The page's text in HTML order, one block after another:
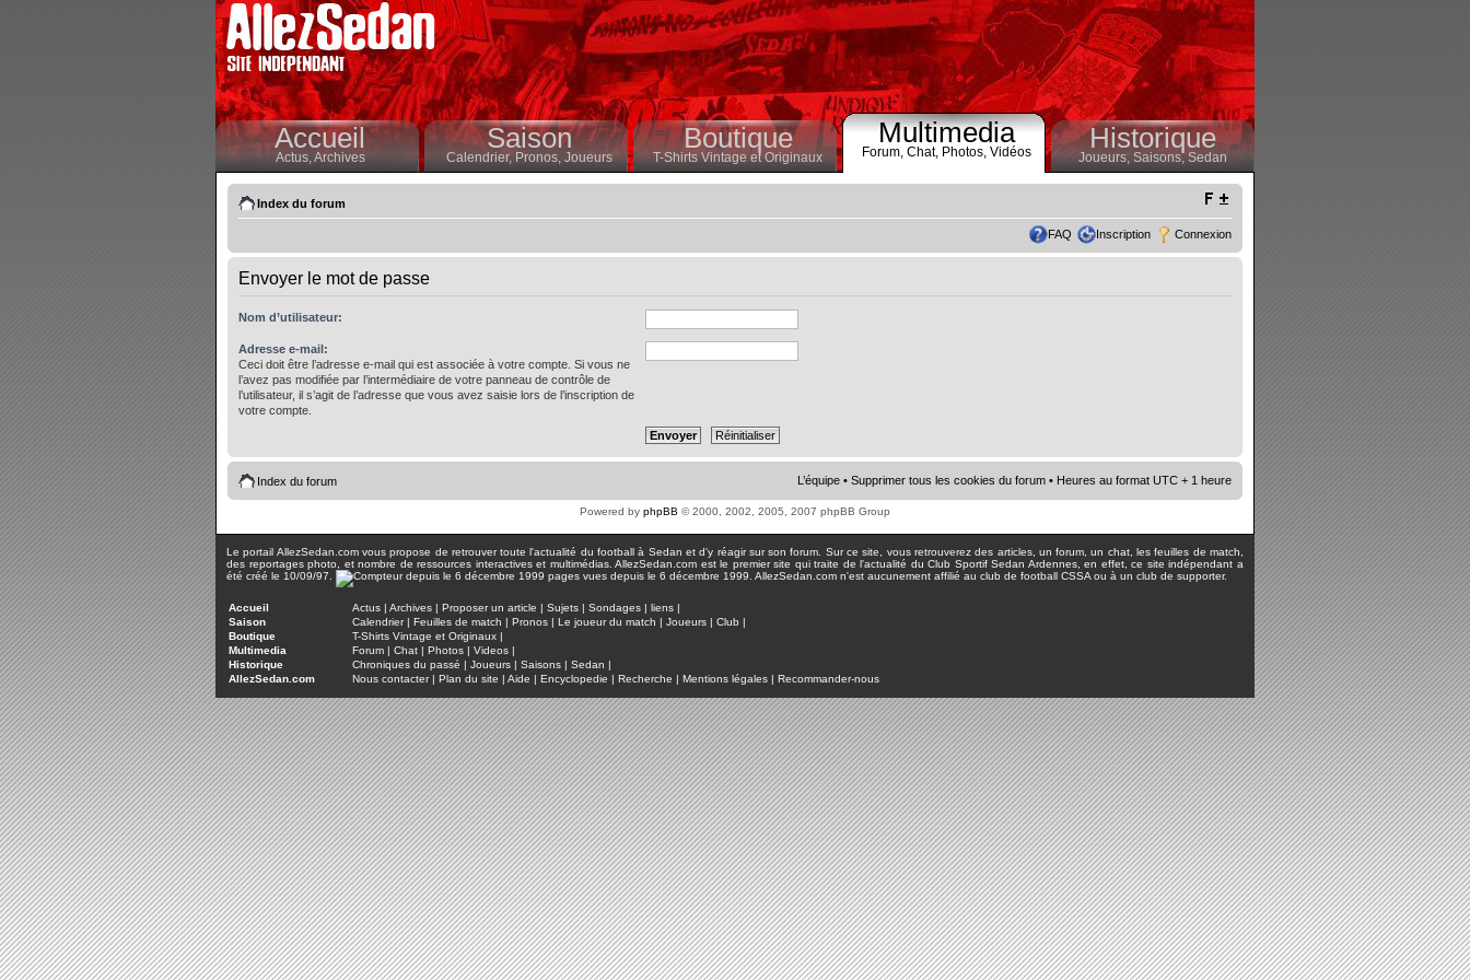
Accueil
Actus,Archives
Saison
Calendrier,Pronos, Joueurs
Boutique
T-Shirts Vintage et Originaux
Multimedia
Forum, Chat, Photos, Vidéos Historique
Joueurs, Saisons,Sedan
Index du forum
FAQ Inscription Connexion
Envoyer le mot de passe
Nom d’utilisateur:
Adresse e-mail:
Ceci doit être l’adresse e-mail qui est associée à votre compte. Si vous ne
l’avez pas modifiée par l’intermédiaire de votre panneau de contrôle de
l’utilisateur, il s’agit de l’adresse que vous avez saisie lors de l’inscription de
votre compte.
Index du forum L’équipe • Supprimer tous les cookies du forum • Heures au format UTC + 1 heure
Powered by phpBB © 2000, 2002, 2005, 2007 phpBB Group
Le portail AllezSedan.com vous propose de retrouver toute l'actualité du football à Sedan et d'y réagir sur son forum. Sur ce site, vous retrouverez des articles, un forum, un chat, les feuilles de match,
des reportages photo, et nombre de ressources interactives et multimédias. AllezSedan.com est le premier site qui traite de l'actualité du Club Sportif Sedan Ardennes, en effet, ce site indépendant a
été créé le 10/09/97.
pages vues depuis le 6 décembre 1999. AllezSedan.com n'est aucunement affilié au club de football CSSA ou à un club de supporter.
Accueil Actus | Archives | Proposer un article | Sujets | Sondages | liens |
Saison
Calendrier| Feuilles de match | Pronos | Le joueur du match | Joueurs | Club |
Boutique
T-Shirts Vintage et Originaux |
Multimedia
Forum | Chat | Photos | Videos |
Historique
Chroniques du passé | Joueurs | Saisons | Sedan |
AllezSedan.com
Nous contacter| Plan du site | Aide | Encyclopedie | Recherche | Mentions légales | Recommander-nous